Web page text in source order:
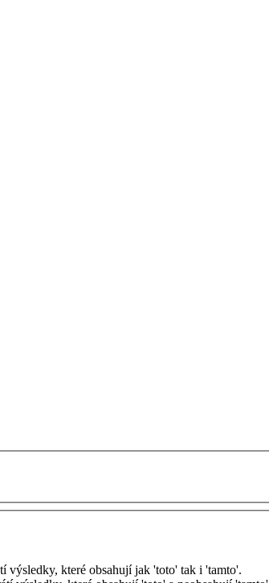
výsledky, které obsahují jak 'toto' tak i 'tamto'.